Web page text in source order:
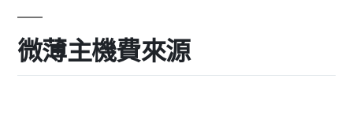
微薄主機費來源